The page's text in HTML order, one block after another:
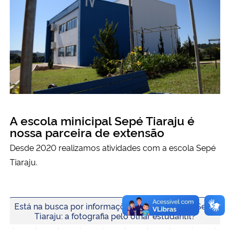
Ministério da Cidadania
Ministério da Saúde
Ministério de Minas e Energia
Ministério da Ciência, Tecnologia, Inovações e Comunicações
Ministério do Meio Ambiente
Ministério do Turismo
Controladoria-Geral da União
A escola minicipal Sepé Tiaraju é
nossa parceira de extensão
Desde 2020 realizamos atividades com a escola Sepé
Tiaraju.
Está na busca por informações sobre a Mostra Sepé
Tiaraju: a fotografia pelo olhar estudantil?